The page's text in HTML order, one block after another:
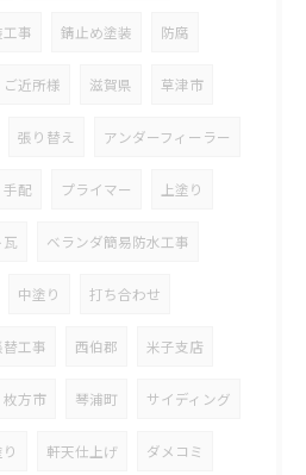
事 錆止め塗装 防腐
ご近所様 滋賀県 草津市
張り替え アンダーフィーラー
手配 プライマー 上塗り
ベランダ簡易防水工事
中塗り 打ち合わせ
工事 西伯郡 米子支店
枚方市 琴浦町 サイディング
軒天仕上げ ダメコミ